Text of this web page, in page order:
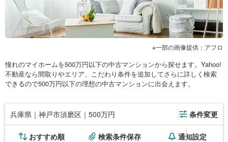
一部の画像提供：アフロ
憧れのマイホームを500万円以下の中古マンションから探せます。Yahoo!
不動産なら間取りやエリア、こだわり条件を追加してさらに詳しく検索
できるので500万円以下の理想の中古マンションに出会えます。
兵庫県｜神戸市須磨区｜500万円 条件変更
おすすめ順 検索条件保存 通知設定